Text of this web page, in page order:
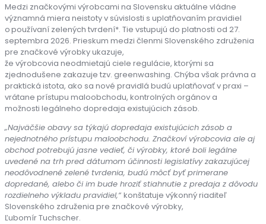
Medzi značkovými výrobcami na Slovensku aktuálne vládne
významná miera neistoty v súvislosti s uplatňovaním pravidiel
o používaní zelených tvrdení*. Tie vstupujú do platnosti od 27.
septembra 2026. Prieskum medzi členmi Slovenského združenia
pre značkové výrobky ukazuje,
že výrobcovia neodmietajú ciele regulácie, ktorými sa
zjednodušene zakazuje tzv. greenwashing. Chýba však právna a
praktická istota, ako sa nové pravidlá budú uplatňovať v praxi –
vrátane prístupu maloobchodu, kontrolných orgánov a
možnosti legálneho dopredaja existujúcich zásob.
„Najväčšie obavy sa týkajú dopredaja existujúcich zásob a
nejednotného prístupu maloobchodu. Značkoví výrobcovia ale aj
obchod potrebujú jasne vedieť, či výrobky, ktoré boli legálne
uvedené na trh pred dátumom účinnosti legislatívy zakazujúcej
neodôvodnené zelené tvrdenia, budú môcť byť primerane
dopredané, alebo či im bude hroziť stiahnutie z predaja z dôvodu
rozdielneho výkladu pravidiel,“ konštatuje výkonný riaditeľ
Slovenského združenia pre značkové výrobky,
Ľubomír Tuchscher.